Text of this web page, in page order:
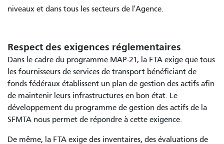
niveaux et dans tous les secteurs de l'Agence.
Respect des exigences réglementaires
Dans le cadre du programme MAP-21, la FTA exige que tous
les fournisseurs de services de transport bénéficiant de
fonds fédéraux établissent un plan de gestion des actifs afin
de maintenir leurs infrastructures en bon état. Le
développement du programme de gestion des actifs de la
SFMTA nous permet de répondre à cette exigence.
De même, la FTA exige des inventaires, des évaluations de